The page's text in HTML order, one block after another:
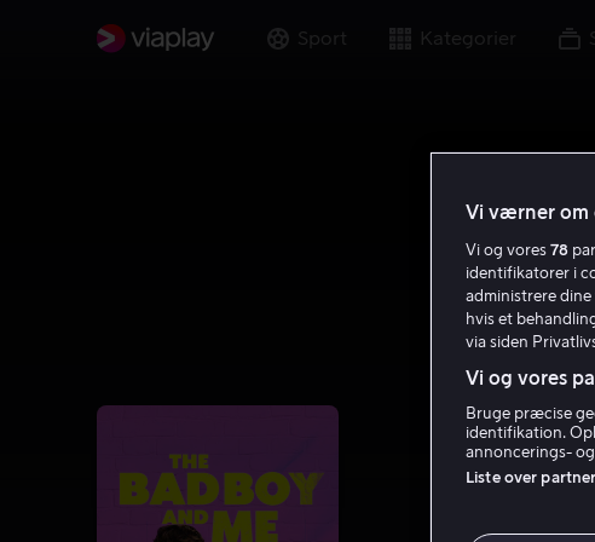
Sport Kategorier
Vi værner om
Vi og vores 78
identifikatorer i
administrere dine
hvis et
via siden
Vi og vores
Bruge præcise
identifikation.
annoncerings-
Liste over